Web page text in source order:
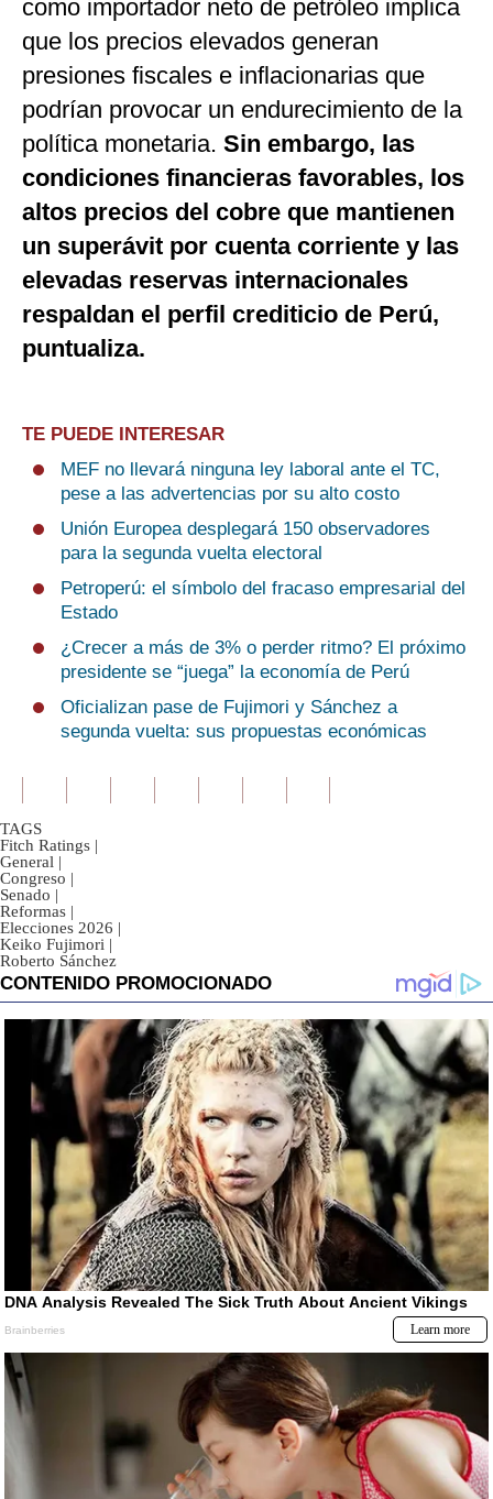
como importador neto de petróleo implica
que los precios elevados generan
presiones fiscales e inflacionarias que
podrían provocar un endurecimiento de la
política monetaria. Sin embargo, las
condiciones financieras favorables, los
altos precios del cobre que mantienen
un superávit por cuenta corriente y las
elevadas reservas internacionales
respaldan el perfil crediticio de Perú,
puntualiza.
TE PUEDE INTERESAR
MEF no llevará ninguna ley laboral ante el TC,
pese a las advertencias por su alto costo
Unión Europea desplegará 150 observadores
para la segunda vuelta electoral
Petroperú: el símbolo del fracaso empresarial del
Estado
¿Crecer a más de 3% o perder ritmo? El próximo
presidente se “juega” la economía de Perú
Oficializan pase de Fujimori y Sánchez a
segunda vuelta: sus propuestas económicas
TAGS
Fitch Ratings |
General |
Congreso |
Senado |
Reformas |
Elecciones 2026 |
Keiko Fujimori |
Roberto Sánchez